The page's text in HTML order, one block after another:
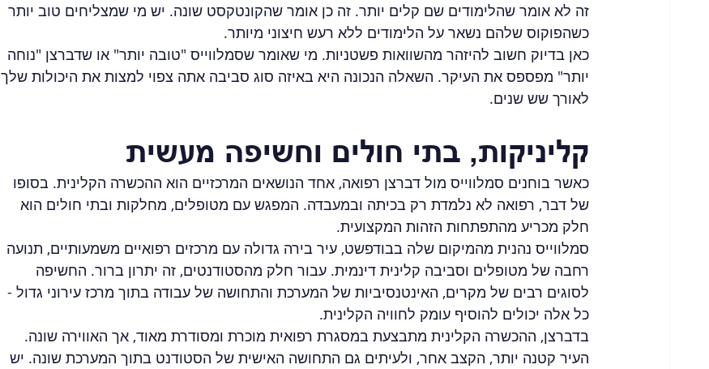
זה לא אומר שהלימודים שם קלים יותר. זה כן אומר שהקונטקסט שונה. יש מי שמצליחים טוב יותר
כשהפוקוס שלהם נשאר על הלימודים ללא רעש חיצוני מיותר.
כאן בדיוק חשוב להיזהר מהשוואות פשטניות. מי שאומר שסמלווייס "טובה יותר" או שדברצן "נוחה
יותר" מפספס את העיקר. השאלה הנכונה היא באיזה סוג סביבה אתה צפוי למצות את היכולות שלך
לאורך שש שנים.
קליניקות, בתי חולים וחשיפה מעשית
כאשר בוחנים סמלווייס מול דברצן רפואה, אחד הנושאים המרכזיים הוא ההכשרה הקלינית. בסופו
של דבר, רפואה לא נלמדת רק בכיתה ובמעבדה. המפגש עם מטופלים, מחלקות ובתי חולים הוא
חלק מכריע מהתפתחות הזהות המקצועית.
סמלווייס נהנית מהמיקום שלה בבודפשט, עיר בירה גדולה עם מרכזים רפואיים משמעותיים, תנועה
רחבה של מטופלים וסביבה קלינית דינמית. עבור חלק מהסטודנטים, זה יתרון ברור. החשיפה
לסוגים רבים של מקרים, האינטנסיביות של המערכת והתחושה של עבודה בתוך מרכז עירוני גדול -
כל אלה יכולים להוסיף עומק לחוויה הקלינית.
בדברצן, ההכשרה הקלינית מתבצעת במסגרת רפואית מוכרת ומסודרת מאוד, אך האווירה שונה.
העיר קטנה יותר, הקצב אחר, ולעיתים גם התחושה האישית של הסטודנט בתוך המערכת שונה. יש